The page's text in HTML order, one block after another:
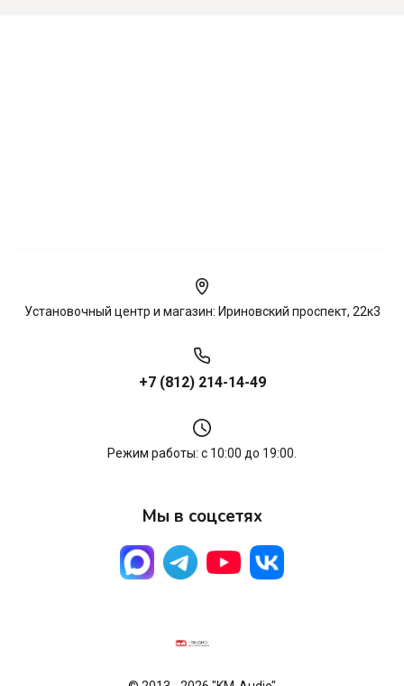
Установочный центр и магазин: Ириновский проспект, 22к3
+7 (812) 214-14-49
Режим работы: с 10:00 до 19:00.
Мы в соцсетях